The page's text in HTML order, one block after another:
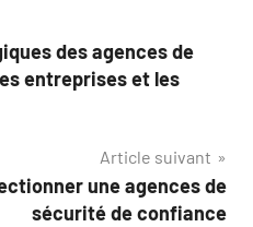
des agences de
entreprises et les
Article suivant
une agences de
sécurité de confiance